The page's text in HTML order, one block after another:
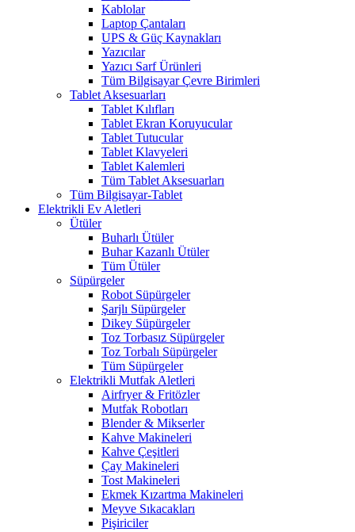
Kablolar
Laptop Çantaları
UPS & Güç Kaynakları
Yazıcılar
Yazıcı Sarf Ürünleri
Tüm Bilgisayar Çevre Birimleri
Tablet Aksesuarları
Tablet Kılıfları
Tablet Ekran Koruyucular
Tablet Tutucular
Tablet Klavyeleri
Tablet Kalemleri
Tüm Tablet Aksesuarları
Tüm Bilgisayar-Tablet
Elektrikli Ev Aletleri
Ütüler
Buharlı Ütüler
Buhar Kazanlı Ütüler
Tüm Ütüler
Süpürgeler
Robot Süpürgeler
Şarjlı Süpürgeler
Dikey Süpürgeler
Toz Torbasız Süpürgeler
Toz Torbalı Süpürgeler
Tüm Süpürgeler
Elektrikli Mutfak Aletleri
Airfryer & Fritözler
Mutfak Robotları
Blender & Mikserler
Kahve Makineleri
Kahve Çeşitleri
Çay Makineleri
Tost Makineleri
Ekmek Kızartma Makineleri
Meyve Sıkacakları
Pişiriciler